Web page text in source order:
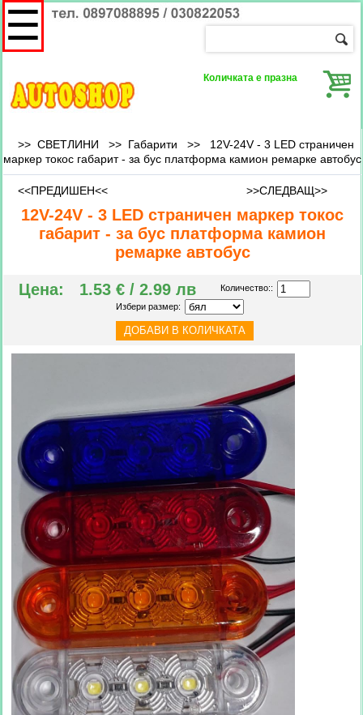
Количката е празна
☰
>> СВЕТЛИНИ >> Габарити >> 12V-24V - 3 LED страничен
маркер токос габарит - за бус платформа камион ремарке автобус
<<ПРЕДИШЕН<< >>СЛЕДВАЩ>>
12V-24V - 3 LED страничен маркер токос
габарит - за бус платформа камион
ремарке автобус
Цена: 1.53 € / 2.99 лв
Количество::
Избери размер: